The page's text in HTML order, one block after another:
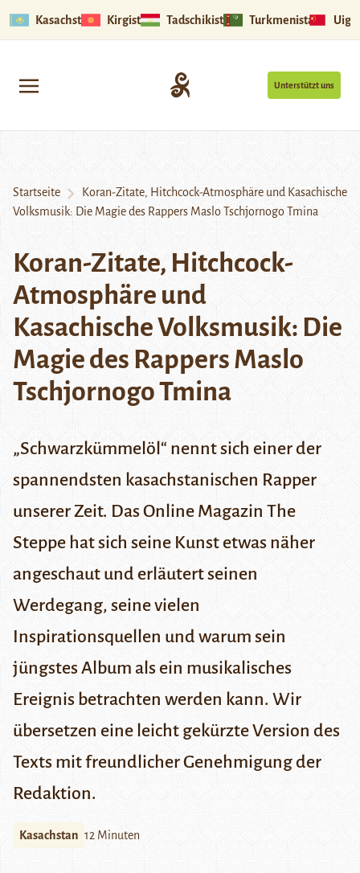
Kasachstan Kirgistan Tadschikistan Turkmenistan
Unterstützt uns
Startseite
Koran-Zitate, Hitchcock-Atmosphäre und Kasachische
Volksmusik: Die Magie des Rappers Maslo Tschjornogo Tmina
Koran-Zitate, Hitchcock-
Atmosphäre und
Kasachische Volksmusik: Die
Magie des Rappers Maslo
Tschjornogo Tmina
„Schwarzkümmelöl“ nennt sich einer der
spannendsten kasachstanischen Rapper
unserer Zeit. DasOnline Magazin The
Steppe hat sich seine Kunst etwas näher
angeschaut und erläutert seinen
Werdegang, seine vielen
Inspirationsquellen und warum sein
jüngstes Album als ein musikalisches
Ereignis betrachten werden kann. Wir
übersetzen eine leicht gekürzte Version des
Texts mit freundlicher Genehmigung der
Redaktion.
Kasachstan 12 Minuten